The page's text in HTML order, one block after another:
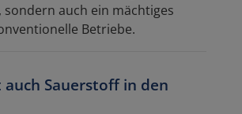
sondern auch ein mächtiges
Betriebe.
Sauerstoff in den